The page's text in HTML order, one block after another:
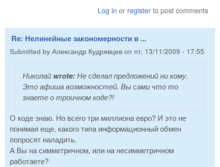
Log in or register to post comments
Re: Нелинейные закономерности в ...
Submitted by Александр Кудрявцев on пт, 13/11/2009 - 17:55
Николай wrote:Не сделал предложений ни кому.
Это афиша возможностей. Вы сами что то
знаете о троичном коде?!
О коде знаю. Но всего три миллиона евро? И это не
понимая еще, какого типа информационный обмен
попросят наладить.
А Вы на симметричном, или на несимметричном
работаете?